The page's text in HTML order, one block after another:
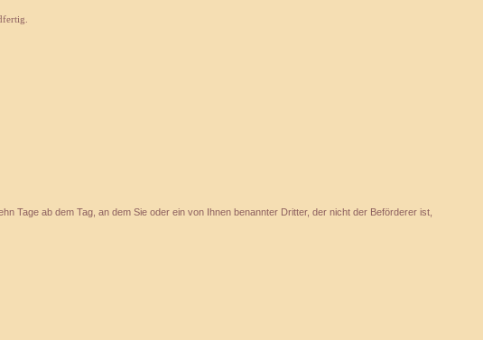
Tage ab dem Tag, an dem Sie oder ein von Ihnen benannter Dritter, der nicht der Beförderer ist,